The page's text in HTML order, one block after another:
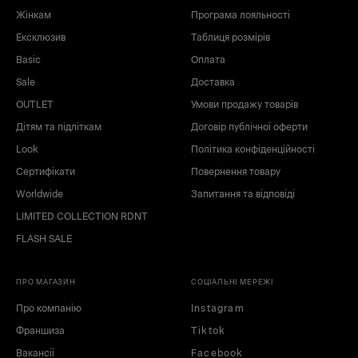
чорний
білий
зелений
блакитний
лайм
Жінкам
Ексклюзив
Basic
Sale
OUTLET
Дітям та підліткам
Look
Сертифікати
Worldwide
LIMITED COLLECTION RDNT
FLASH SALE
Програма лояльності
Таблиця розмірів
Оплата
Доставка
Умови продажу товарів
Договір публічної оферти
Політика конфіденційності
Повернення товару
Запитання та відповіді
ПРО МАГАЗИН
Про компанію
Франшиза
Вакансії
СОЦІАЛЬНІ МЕРЕЖІ
Instagram
Tiktok
Facebook